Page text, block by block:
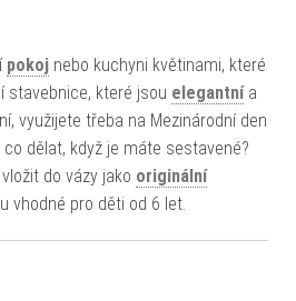
199 Kč.
pokoj nebo kuchyni květinami, které
stavebnice, které jsou elegantnía
využijete třeba na Mezinárodní den
co dělat, když je máte sestavené?
do vázy jako originální
vhodné pro děti od 6 let.